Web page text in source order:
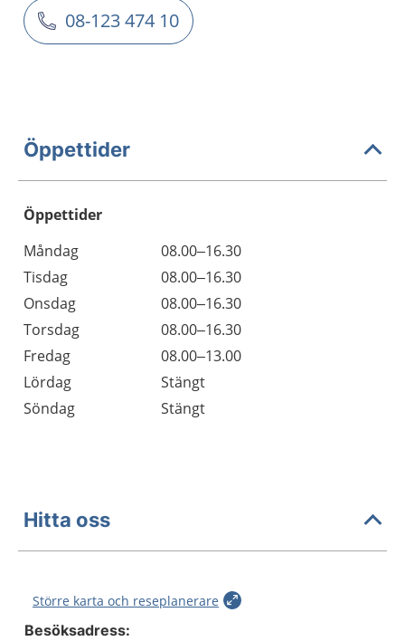
08-123 474 10
Öppettider
Öppettider
Dag
Öppettider
Kommentarer
Måndag
08.00–16.30
Tisdag
08.00–16.30
Onsdag
08.00–16.30
Torsdag
08.00–16.30
Fredag
08.00–13.00
Lördag
Stängt
Söndag
Stängt
Hitta oss
Större karta och reseplanerare
Besöksadress: